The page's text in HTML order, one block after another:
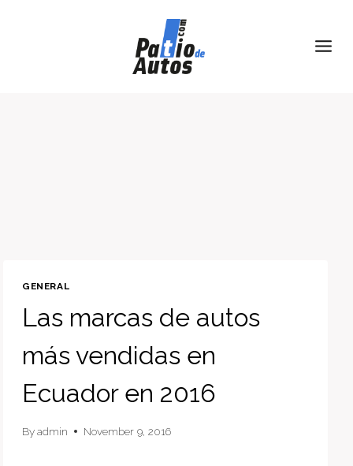
GENERAL
Las marcas de autos
más vendidas en
Ecuador en 2016
Byadmin November 9, 2016